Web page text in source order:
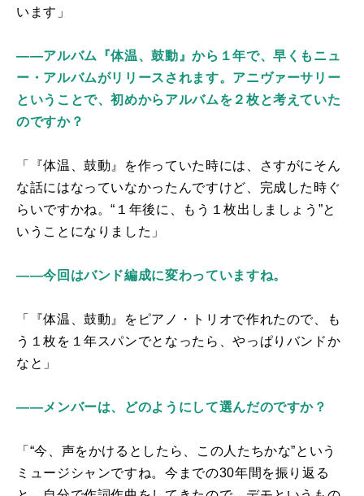
います」
――アルバム『体温、鼓動』から１年で、早くもニュ
ー・アルバムがリリースされます。アニヴァーサリー
ということで、初めからアルバムを２枚と考えていた
のですか？
「『体温、鼓動』を作っていた時には、さすがにそん
な話にはなっていなかったんですけど、完成した時ぐ
らいですかね。“１年後に、もう１枚出しましょう”と
いうことになりました」
――今回はバンド編成に変わっていますね。
「『体温、鼓動』をピアノ・トリオで作れたので、も
う１枚を１年スパンでとなったら、やっぱりバンドか
なと」
――メンバーは、どのようにして選んだのですか？
「“今、声をかけるとしたら、この人たちかな”という
ミュージシャンですね。今までの30年間を振り返る